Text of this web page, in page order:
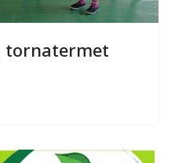
tornatermet